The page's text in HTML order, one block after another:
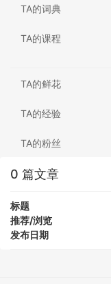
TA的词典
TA的课程
TA的鲜花
TA的经验
TA的粉丝
0 篇文章
标题
推荐/浏览
发布日期